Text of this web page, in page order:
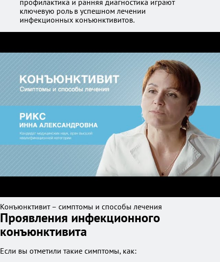
профилактика и ранняя диагностика играют
ключевую роль в успешном лечении
инфекционных конъюнктивитов.
Конъюнктивит – симптомы и способы лечения
Проявления инфекционного
конъюнктивита
Если вы отметили такие симптомы, как: